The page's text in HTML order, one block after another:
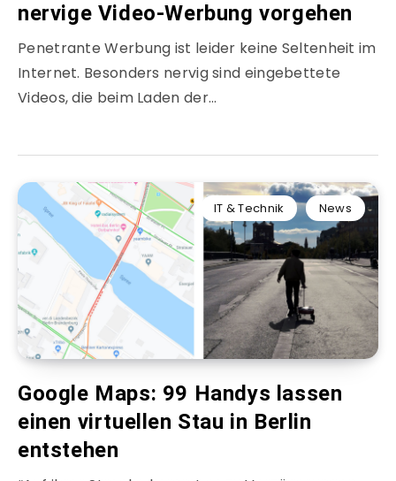
nervige Video-Werbung vorgehen
Penetrante Werbung ist leider keine Seltenheit im
Internet. Besonders nervig sind eingebettete
Videos, die beim Laden der…
IT & Technik News
Google Maps: 99 Handys lassen
einen virtuellen Stau in Berlin
entstehen